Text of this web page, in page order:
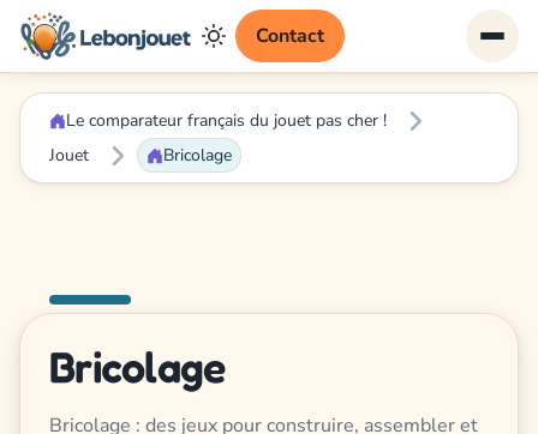
Contact
Le comparateur français du jouet pas cher !
Jouet
Bricolage
Bricolage
Bricolage : des jeux pour construire, assembler et